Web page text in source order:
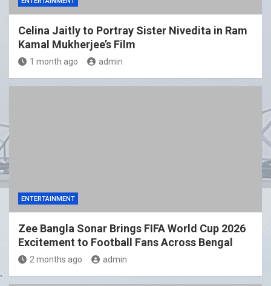
Celina Jaitly to Portray Sister Nivedita in Ram
Kamal Mukherjee’s Film
1 month ago admin
ENTERTAINMENT
Zee Bangla Sonar Brings FIFA World Cup 2026
Excitement to Football Fans Across Bengal
2 months ago admin